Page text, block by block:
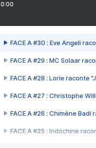
0:00
FACE A #30 : Eve Angeli
FACE A #29 : MC Solaar
FACE A #28 : Lorie raconte
FACE A #27 : Christophe
FACE A #26 : Chimène Badi
FACE A #25 : Indochine